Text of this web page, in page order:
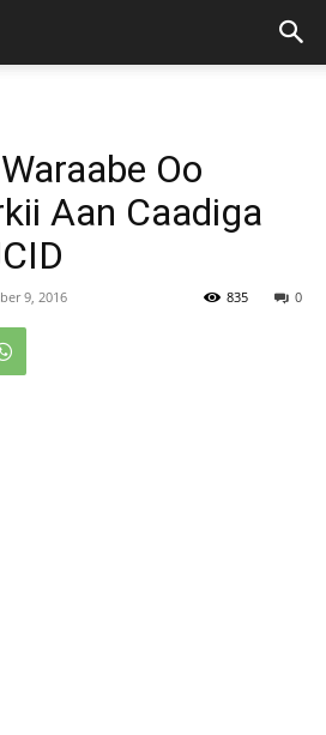
Oo
Aan Caadiga
9, 2016 0
835